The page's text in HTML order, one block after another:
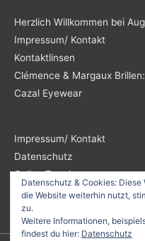
Herzlich Willkommen bei
Impressum/ Kontakt
Kontaktlinsen
Clémence & Margaux
Cazal Eyewear
Impressum/ Kontakt
Datenschutz
Online Termin
Datenschutz & Cookies: Diese
die Website weiterhin nutzt,
zu.
Weitere Informationen,
findest du hier: Datenschutz